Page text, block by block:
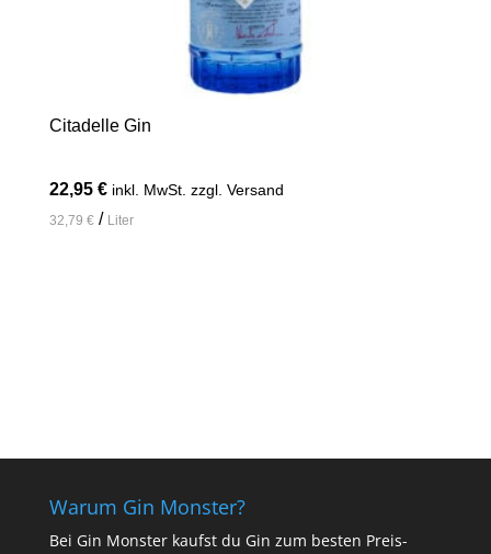
Citadelle Gin
22,95 € inkl. MwSt. zzgl. Versand
32,79 €/ Liter
Warum Gin Monster?
Bei Gin Monster kaufst du Gin zum besten Preis-